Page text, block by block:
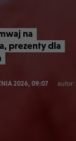
na
prezenty dla
2026, 09:07 autor: